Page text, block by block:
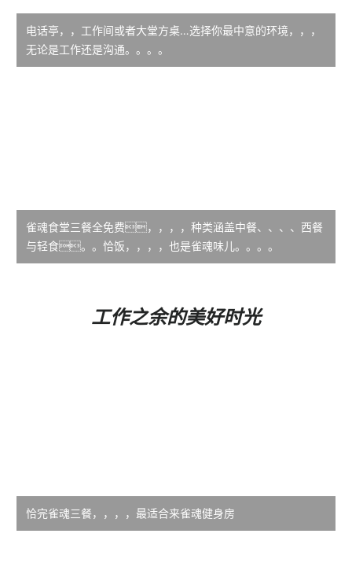
电话亭，，工作间或者大堂方桌…选择你最中意的环境，，，
无论是工作还是沟通。。。。
雀魂食堂三餐全免费，，，，种类涵盖中餐、、、、西餐
与轻食。。恰饭，，，，也是雀魂味儿。。。。
工作之余的美好时光
恰完雀魂三餐，，，，最适合来雀魂健身房